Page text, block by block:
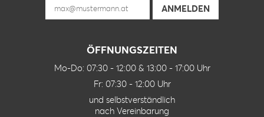
ÖFFNUNGSZEITEN
Mo-Do: 07:30 - 12:00 & 13:00 - 17:00 Uhr
Fr: 07:30 - 12:00 Uhr
und selbstverständlich
nach Vereinbarung